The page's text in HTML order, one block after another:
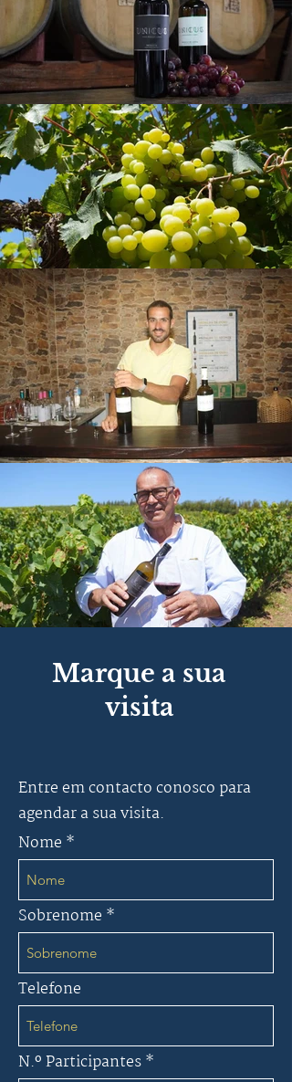
Marque a sua
visita
Entre em contacto conosco para
agendar a sua visita.
Nome
Sobrenome
Telefone
N.º Participantes